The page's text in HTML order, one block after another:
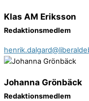
Klas AM Eriksson
Redaktionsmedlem
Johanna Grönbäck
Redaktionsmedlem